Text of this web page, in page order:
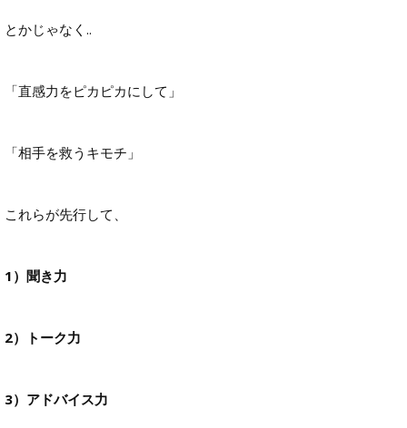
とかじゃなく..
「直感力をピカピカにして」
「相手を救うキモチ」
これらが先行して、
1）聞き力
2）トーク力
3）アドバイス力